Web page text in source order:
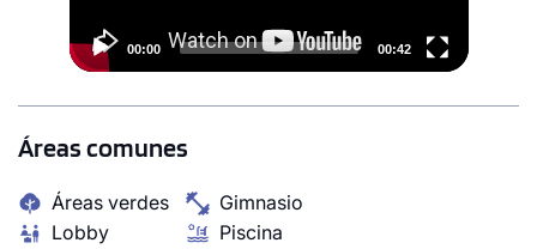
00:00 00:42
Áreas comunes
Áreas verdes
Gimnasio
Lobby
Piscina